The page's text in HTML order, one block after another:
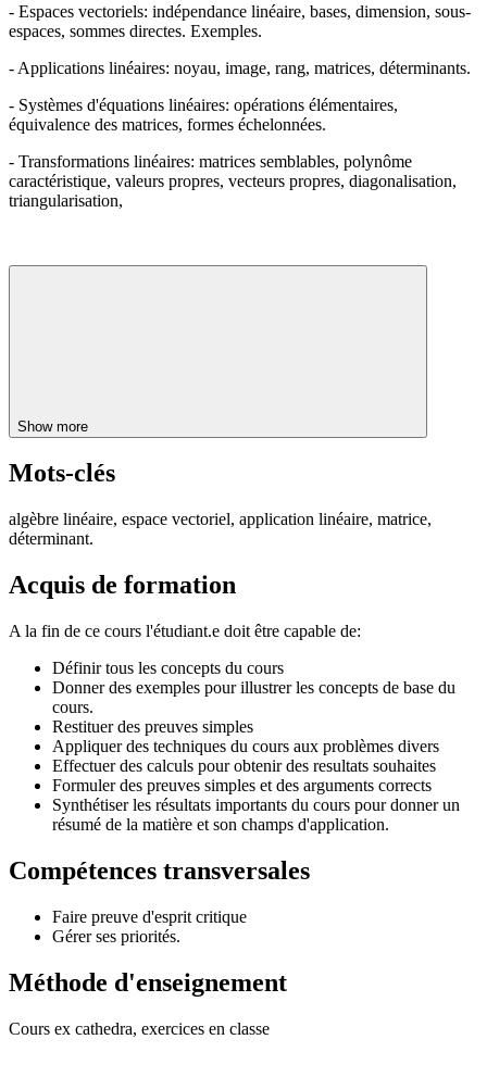
- Espaces vectoriels: indépendance linéaire, bases, dimension, sous-
espaces, sommes directes. Exemples.
- Applications linéaires: noyau, image, rang, matrices, déterminants.
- Systèmes d'équations linéaires: opérations élémentaires,
équivalence des matrices, formes échelonnées.
- Transformations linéaires: matrices semblables, polynôme
caractéristique, valeurs propres, vecteurs propres, diagonalisation,
triangularisation,
Show more
Mots-clés
algèbre linéaire, espace vectoriel, application linéaire, matrice,
déterminant.
Acquis de formation
A la fin de ce cours l'étudiant.e doit être capable de:
Définir tous les concepts du cours
Donner des exemples pour illustrer les concepts de base du
cours.
Restituer des preuves simples
Appliquer des techniques du cours aux problèmes divers
Effectuer des calculs pour obtenir des resultats souhaites
Formuler des preuves simples et des arguments corrects
Synthétiser les résultats importants du cours pour donner un
résumé de la matière et son champs d'application.
Compétences transversales
Faire preuve d'esprit critique
Gérer ses priorités.
Méthode d'enseignement
Cours ex cathedra, exercices en classe